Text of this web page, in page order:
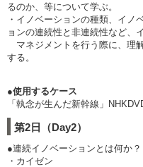
るのか、等について学ぶ。
・イノベーションの種類、イノ
ョンの連続性と非連続性など、
マネジメントを行う際に、理
する。
●使用するケース
「執念が生んだ新幹線」
第2日（Day2）
●連続イノベーションとは何か？
・カイゼン